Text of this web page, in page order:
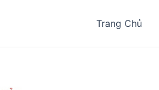
Trang Chủ